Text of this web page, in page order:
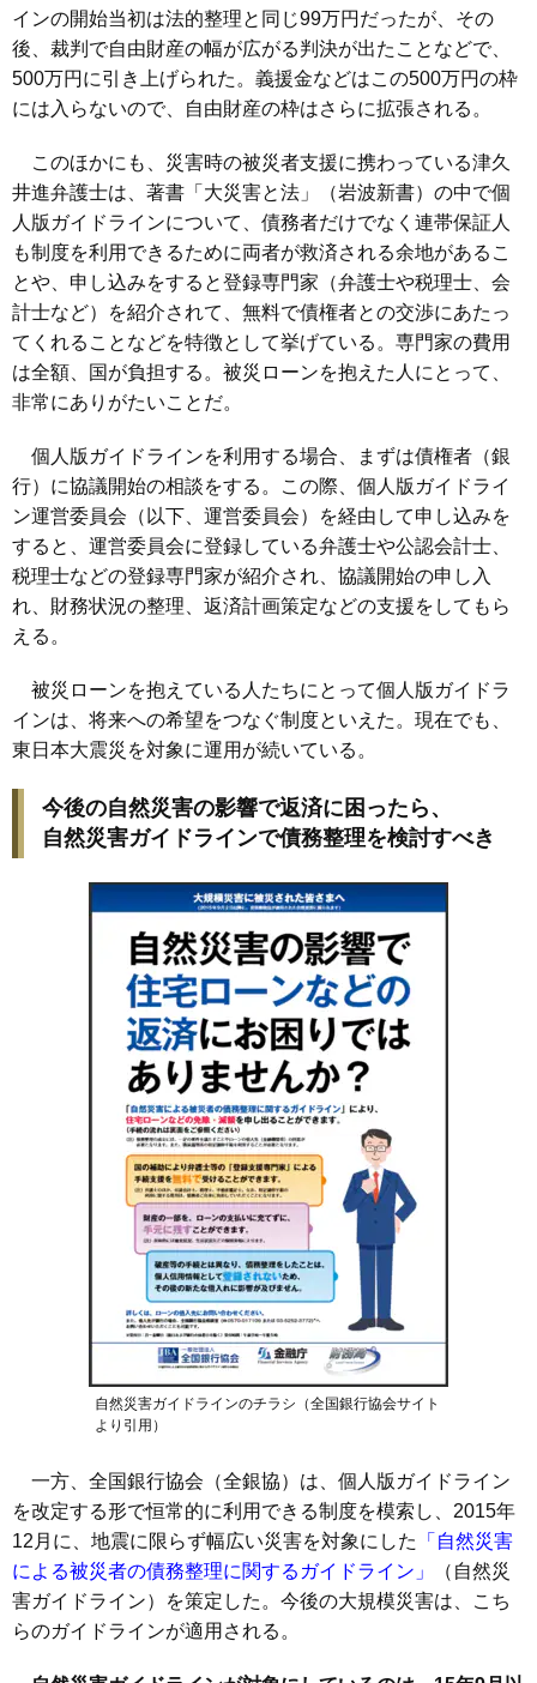
インの開始当初は法的整理と同じ99万円だったが、その
後、裁判で自由財産の幅が広がる判決が出たことなどで、
500万円に引き上げられた。義援金などはこの500万円の枠
には入らないので、自由財産の枠はさらに拡張される。
このほかにも、災害時の被災者支援に携わっている津久
井進弁護士は、著書「大災害と法」（岩波新書）の中で個
人版ガイドラインについて、債務者だけでなく連帯保証人
も制度を利用できるために両者が救済される余地があるこ
とや、申し込みをすると登録専門家（弁護士や税理士、会
計士など）を紹介されて、無料で債権者との交渉にあたっ
てくれることなどを特徴として挙げている。専門家の費用
は全額、国が負担する。被災ローンを抱えた人にとって、
非常にありがたいことだ。
個人版ガイドラインを利用する場合、まずは債権者（銀
行）に協議開始の相談をする。この際、個人版ガイドライ
ン運営委員会（以下、運営委員会）を経由して申し込みを
すると、運営委員会に登録している弁護士や公認会計士、
税理士などの登録専門家が紹介され、協議開始の申し入
れ、財務状況の整理、返済計画策定などの支援をしてもら
える。
被災ローンを抱えている人たちにとって個人版ガイドラ
インは、将来への希望をつなぐ制度といえた。現在でも、
東日本大震災を対象に運用が続いている。
今後の自然災害の影響で返済に困ったら、
自然災害ガイドラインで債務整理を検討すべき
自然災害ガイドラインのチラシ（全国銀行協会サイト
より引用）
一方、全国銀行協会（全銀協）は、個人版ガイドライン
を改定する形で恒常的に利用できる制度を模索し、2015年
12月に、地震に限らず幅広い災害を対象にした
「自然災害
による被災者の債務整理に関するガイドライン」
（自然災
害ガイドライン）を策定した。今後の大規模災害は、こち
らのガイドラインが適用される。